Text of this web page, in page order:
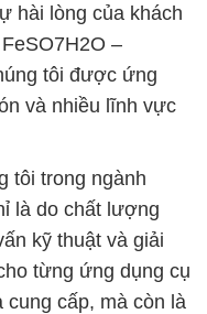
hài lòng của khách
–
tôi được ứng
và nhiều lĩnh vực
tôi trong ngành
là do chất lượng
kỹ thuật và giải
từng ứng dụng cụ
cung cấp, mà còn là